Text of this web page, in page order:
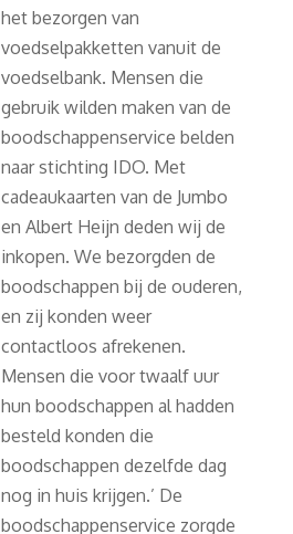
het bezorgen van
voedselpakketten vanuit de
voedselbank. Mensen die
gebruik wilden maken van de
boodschappenservice belden
naar stichting IDO. Met
cadeaukaarten van de Jumbo
en Albert Heijn deden wij de
inkopen. We bezorgden de
boodschappen bij de ouderen,
en zij konden weer
contactloos afrekenen.
Mensen die voor twaalf uur
hun boodschappen al hadden
besteld konden die
boodschappen dezelfde dag
nog in huis krijgen.’ De
boodschappenservice zorgde